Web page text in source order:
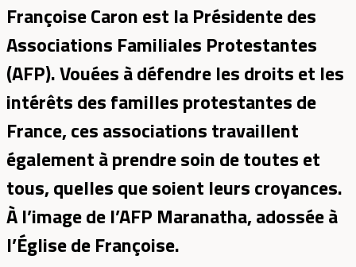
Françoise Caron est la Présidente des
Associations Familiales Protestantes
(AFP). Vouées à défendre les droits et les
intérêts des familles protestantes de
France, ces associations travaillent
également à prendre soin de toutes et
tous, quelles que soient leurs croyances.
À l’image de l’AFP Maranatha, adossée à
l’Église de Françoise.